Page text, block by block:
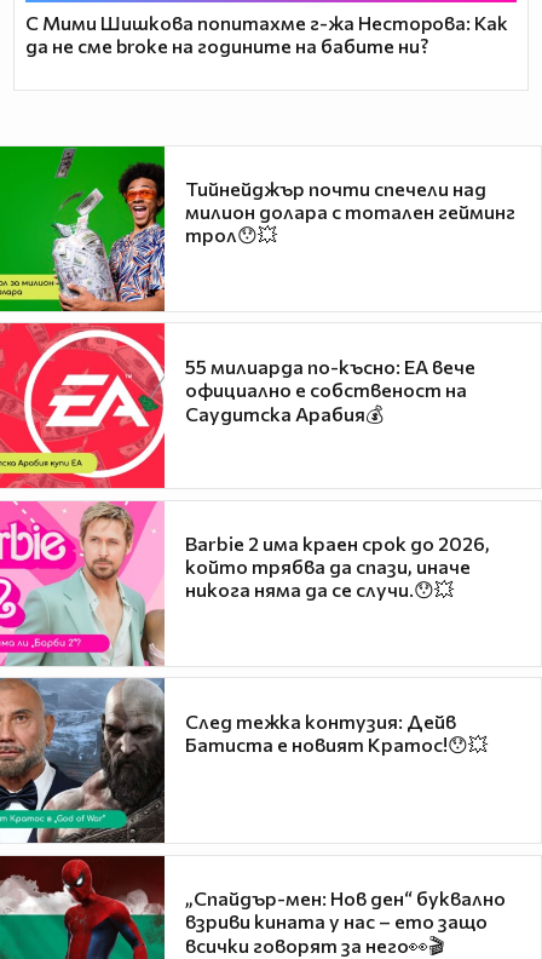
С Мими Шишкова попитахме г-жа Несторова: Как
да не сме broke на годините на бабите ни?
Тийнейджър почти спечели над
милион долара с тотален гейминг
трол😯💥
55 милиарда по-късно: EA вече
официално е собственост на
Саудитска Арабия💰
Barbie 2 има краен срок до 2026,
който трябва да спази, иначе
никога няма да се случи.😯💥
След тежка контузия: Дейв
Батиста е новият Кратос!😯💥
„Спайдър-мен: Нов ден“ буквално
взриви кината у нас – ето защо
всички говорят за него👀🎬